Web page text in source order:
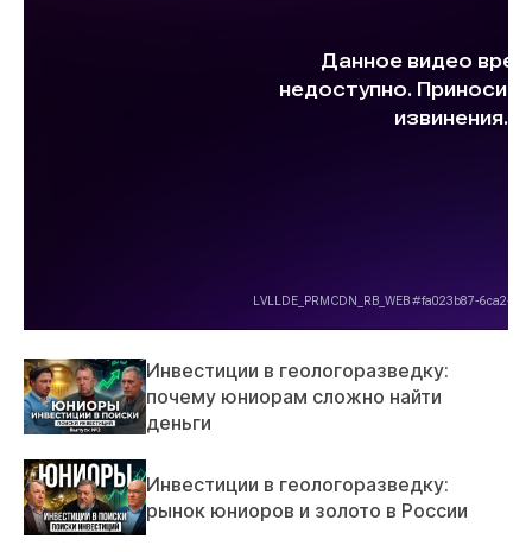
Инвестиции в геологоразведку:
почему юниорам сложно найти
деньги
Инвестиции в геологоразведку:
рынок юниоров и золото в России